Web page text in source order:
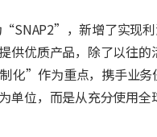
，新增了实现
供优质产品，除了以往
”作为重点，携手业务
单位，而是从充分使用